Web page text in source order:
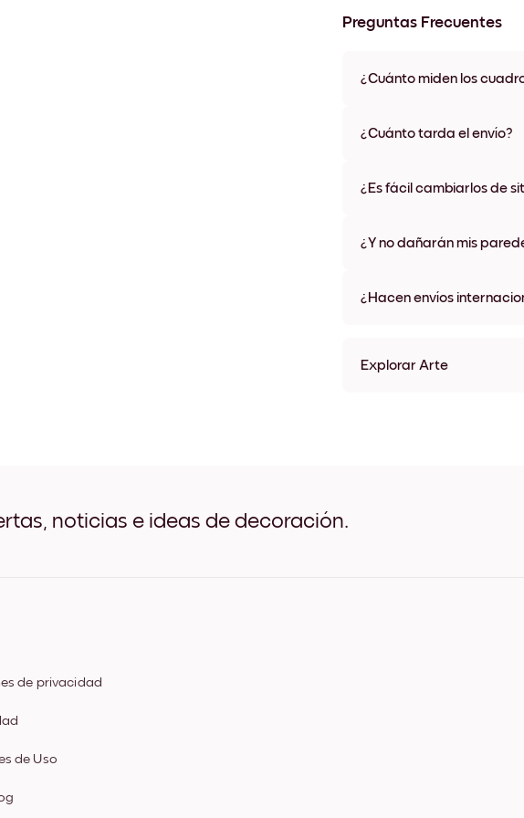
Preguntas Frecuentes
¿Cuánto miden los
materiales y colores de
¿Cuánto tarda el envío?
algunos países. Te
¿Es fácil cambiarlos de
¿Y no dañarán mis
¿Hacen envíos
Explorar Arte
noticias e ideas de decoración.
de privacidad
de Uso